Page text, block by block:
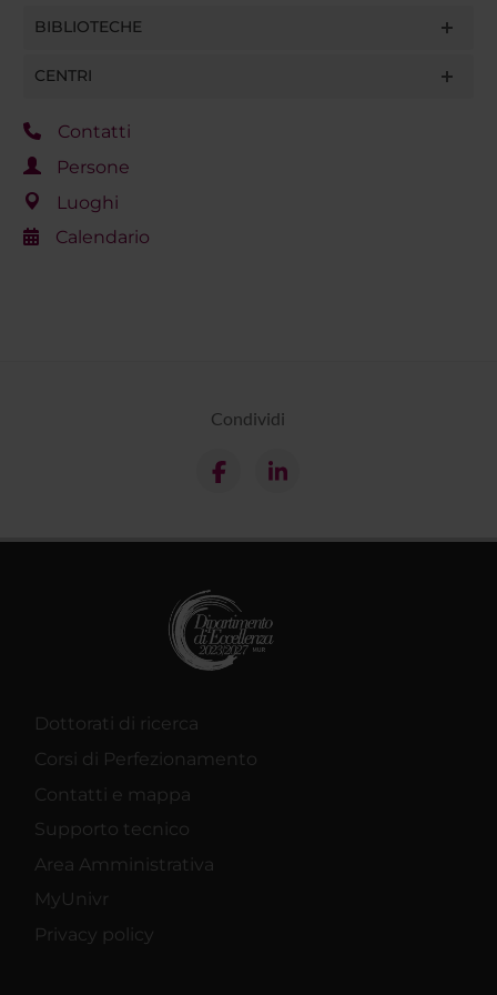
BIBLIOTECHE
CENTRI
Contatti
Persone
Luoghi
Calendario
Condividi
Dottorati di ricerca
Corsi di Perfezionamento
Contatti e mappa
Supporto tecnico
Area Amministrativa
MyUnivr
Privacy policy